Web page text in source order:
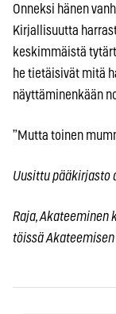
Onneksi hänen
Kirjallisuutta
keskimmäistä
he tietäisivät mitä
näyttäminenkään
”Mutta toinen
Uusittu pääkirjasto
Raja, Akateeminen
töissä